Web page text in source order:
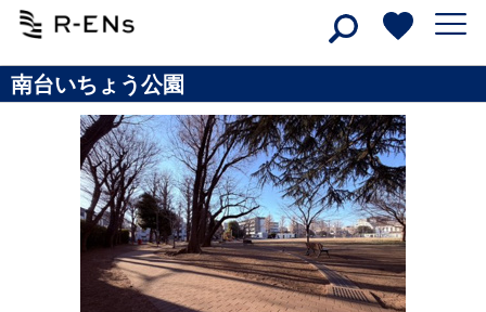
南台いちょう公園